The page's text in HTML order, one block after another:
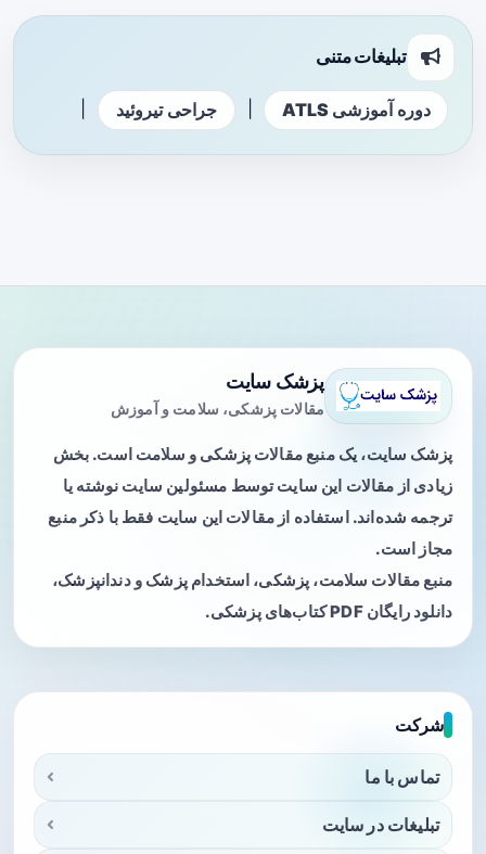
تبلیغات متنی
دوره آموزشی ATLS جراحی تیروئید
پزشک سایت
مقالات پزشکی، سلامت و آموزش
پزشک سایت، یک منبع مقالات پزشکی و سلامت است. بخش
زیادی از مقالات این سایت توسط مسئولین سایت نوشته یا
ترجمه شده‌اند. استفاده از مقالات این سایت فقط با ذکر منبع
مجاز است.
منبع مقالات سلامت، پزشکی، استخدام پزشک و دندانپزشک،
دانلود رایگان PDF کتاب‌های پزشکی.
شرکت
تماس با ما
تبلیغات در سایت